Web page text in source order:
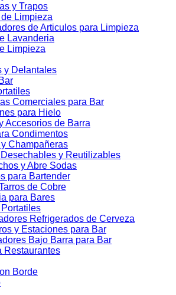
y Trapos
Limpieza
de Articulos para Limpieza
Lavanderia
Limpieza
y Delantales
Comerciales para Bar
para Hielo
Accesorios de Barra
Condimentos
Champañeras
y Reutilizables
y Abre Sodas
para Bartender
de Cobre
para Bares
Refrigerados de Cerveza
y Estaciones para Bar
Bajo Barra para Bar
Restaurantes
Borde